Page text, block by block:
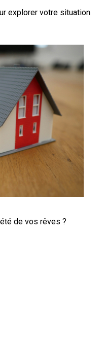
explorer votre situation
de vos rêves ?